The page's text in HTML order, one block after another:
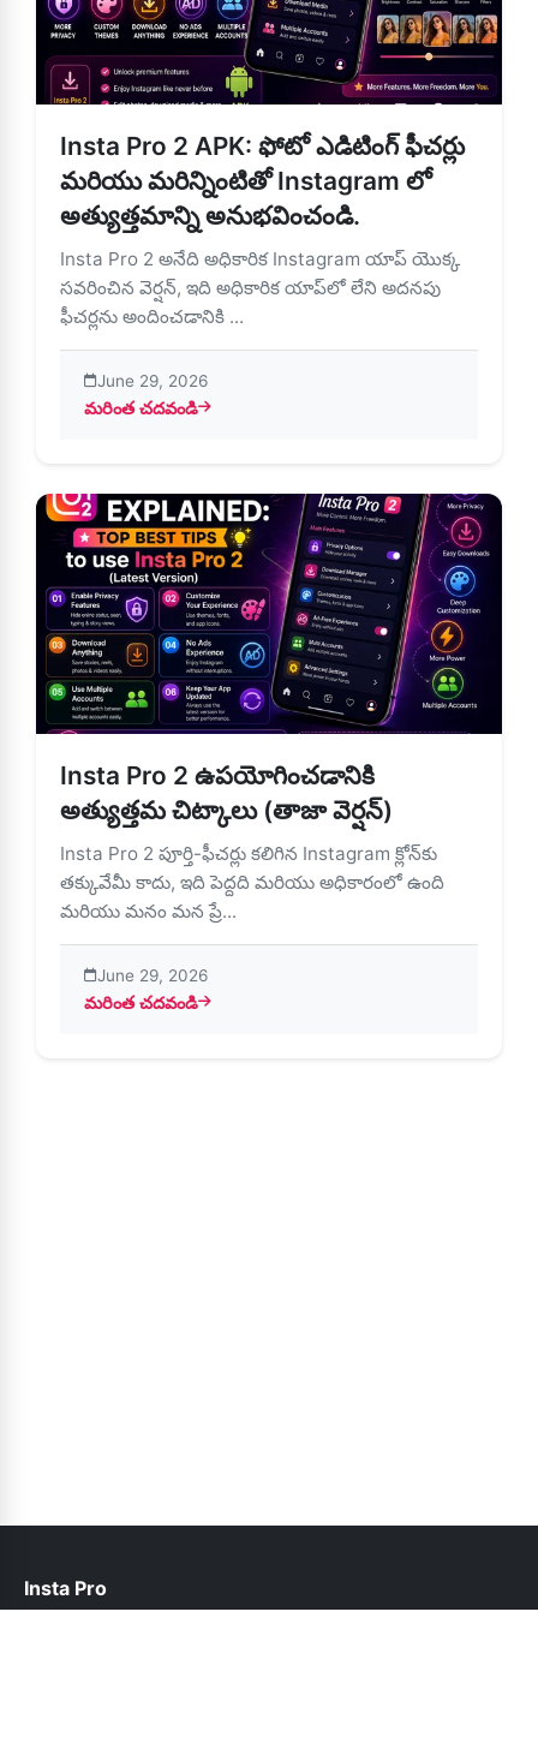
Insta Pro 2 APK: ఫోటో ఎడిటింగ్ ఫీచర్లు
మరియు మరిన్నింటితో Instagram లో
అత్యుత్తమాన్ని అనుభవించండి.
Insta Pro 2 అనేది అధికారిక Instagram యాప్ యొక్క
సవరించిన వెర్షన్, ఇది అధికారిక యాప్‌లో లేని అదనపు
ఫీచర్లను అందించడానికి ...
June 29, 2026
మరింత చదవండి
about Insta Pro 2 APK: ఫోటో ఎడిటింగ్ ఫీచర్లు మరియు
Insta Pro 2 ఉపయోగించడానికి
అత్యుత్తమ చిట్కాలు (తాజా వెర్షన్)
Insta Pro 2 పూర్తి-ఫీచర్లు కలిగిన Instagram క్లోన్‌కు
తక్కువేమీ కాదు, ఇది పెద్దది మరియు అధికారంలో ఉంది
మరియు మనం మన ప్రే...
June 29, 2026
మరింత చదవండి
about Insta Pro 2 ఉపయోగించడానికి అత్యుత్తమ చిట్కాలు
Insta Pro